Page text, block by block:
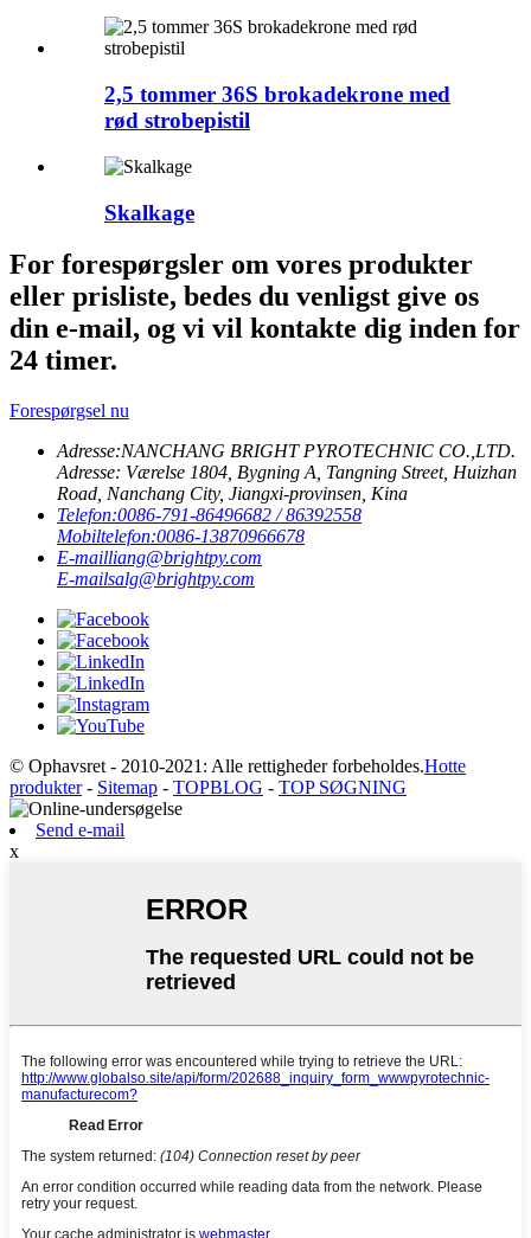
2,5 tommer 36S brokadekrone med
rød strobepistil
Skalkage
For forespørgsler om vores produkter
eller prisliste, bedes du venligst give os
din e-mail, og vi vil kontakte dig inden for
24 timer.
Forespørgsel nu
Adresse:NANCHANG BRIGHT PYROTECHNIC CO.,LTD.
Adresse: Værelse 1804, Bygning A, Tangning Street, Huizhan
Road, Nanchang City, Jiangxi-provinsen, Kina
Telefon:0086-791-86496682 / 86392558
Mobiltelefon:0086-13870966678
E-mailliang@brightpy.com
E-mailsalg@brightpy.com
© Ophavsret - 2010-2021: Alle rettigheder forbeholdes.Hotte
produkter- Sitemap - TOPBLOG - TOP SØGNING
Send e-mail
x